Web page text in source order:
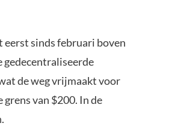
sinds februari boven
gedecentraliseerde
de weg vrijmaakt voor
van $200. In de